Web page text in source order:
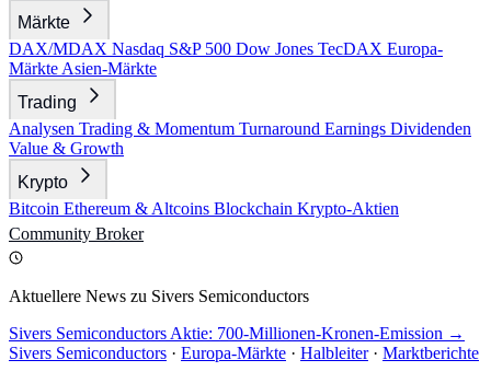
Märkte
DAX/MDAX Nasdaq S&P 500 Dow Jones TecDAX Europa-
Märkte Asien-Märkte
Trading
Analysen Trading & Momentum Turnaround Earnings Dividenden
Value & Growth
Krypto
Bitcoin Ethereum & Altcoins Blockchain Krypto-Aktien
Community Broker
Aktuellere News zu Sivers Semiconductors
Sivers Semiconductors Aktie: 700-Millionen-Kronen-Emission →
Sivers Semiconductors · Europa-Märkte · Halbleiter · Marktberichte